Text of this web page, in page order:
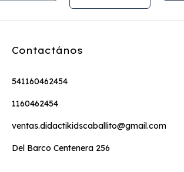
Contactános
541160462454
1160462454
ventas.didactikidscaballito@gmail.com
Del Barco Centenera 256